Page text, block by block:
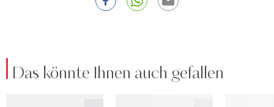
Das könnte Ihnen auch gefallen